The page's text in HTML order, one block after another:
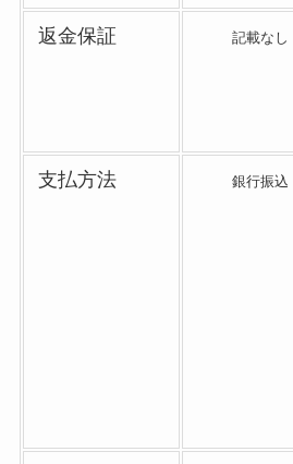
返金保証 記載なし
支払方法 銀行振込